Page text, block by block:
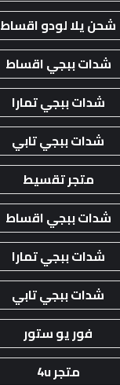
شحن يلا لودو اقساط
شدات ببجي اقساط
شدات ببجي تمارا
شدات ببجي تابي
متجر تقسيط
شدات ببجي اقساط
شدات ببجي تمارا
شدات ببجي تابي
فور يو ستور
متجر 4u